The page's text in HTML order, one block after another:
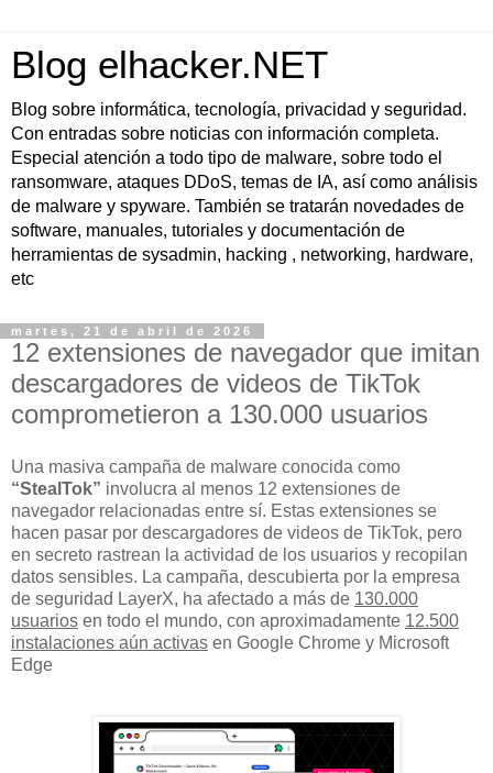
Blog elhacker.NET
Blog sobre informática, tecnología, privacidad y seguridad.
Con entradas sobre noticias con información completa.
Especial atención a todo tipo de malware, sobre todo el
ransomware, ataques DDoS, temas de IA, así como análisis
de malware y spyware. También se tratarán novedades de
software, manuales, tutoriales y documentación de
herramientas de sysadmin, hacking , networking, hardware,
etc
martes, 21 de abril de 2026
12 extensiones de navegador que imitan
descargadores de videos de TikTok
comprometieron a 130.000 usuarios
Una masiva campaña de malware conocida como
“StealTok” involucra al menos 12 extensiones de
navegador relacionadas entre sí. Estas extensiones se
hacen pasar por descargadores de videos de TikTok, pero
en secreto rastrean la actividad de los usuarios y recopilan
datos sensibles. La campaña, descubierta por la empresa
de seguridad LayerX, ha afectado a más de 130.000
usuarios en todo el mundo, con aproximadamente 12.500
instalaciones aún activas en Google Chrome y Microsoft
Edge